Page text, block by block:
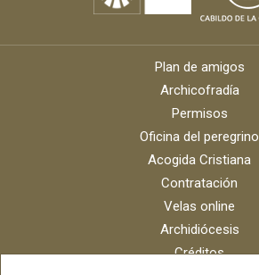
Plan de amigos
Archicofradía
Permisos
Oficina del peregrino
Acogida Cristiana
Contratación
Velas online
Archidiócesis
Créditos